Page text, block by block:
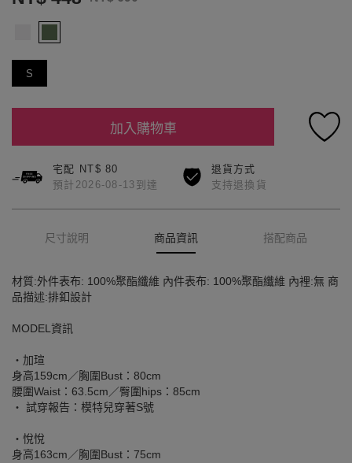
S
加入購物車
宅配 NT$ 80
預計2026-08-13到達
退貨方式
支持退換貨
尺寸說明 商品資訊 搭配商品
材質:外件表布: 100%聚酯纖維 內件表布: 100%聚酯纖維 內裡:無 商
品描述:排釦設計
MODEL資訊
‧加瑄
身高159cm／胸圍Bust：80cm
腰圍Waist：63.5cm／臀圍hips：85cm
‧ 試穿報告：模特兒穿著S號
‧悅悅
身高163cm／胸圍Bust：75cm